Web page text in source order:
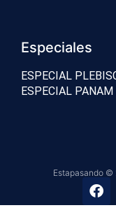
Especiales
ESPECIAL
ESPECIAL
Estapasando ©